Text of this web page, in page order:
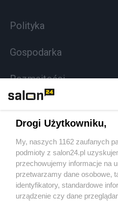
Polityka
Gospodarka
Rozmaitości
Sport
Społeczeństwo
Kultura
Drogi Użytkowniku,
My, naszych 1162 zaufanych
podmioty z salon24.pl
przechowujemy informacje na
przetwarzamy dane osobowe,
identyfikatory, standardowe
urządzenie czy dane